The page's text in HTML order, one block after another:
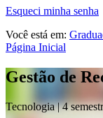
Esqueci minha senha
Você está em:
Página Inicial
Gestão de
Tecnologia |4